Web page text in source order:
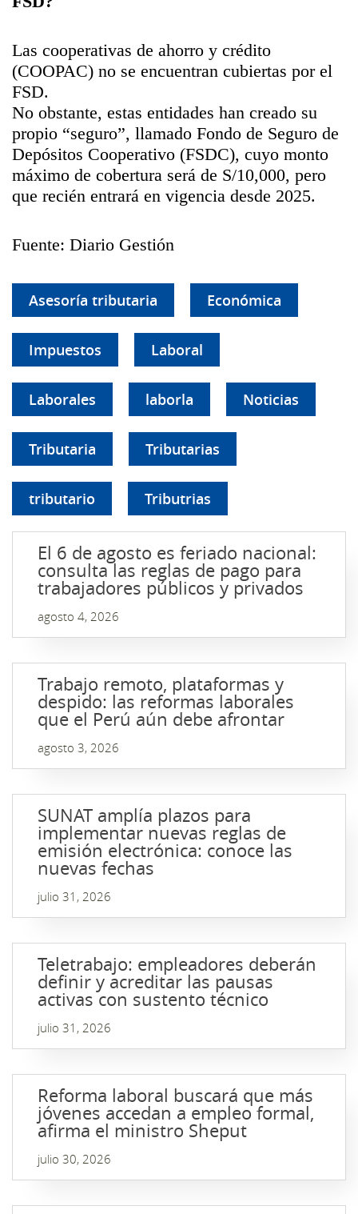
Las cooperativas de ahorro y crédito
(COOPAC) no se encuentran cubiertas por el
FSD.
No obstante, estas entidades han creado su
propio “seguro”, llamado Fondo de Seguro de
Depósitos Cooperativo (FSDC), cuyo monto
máximo de cobertura será de S/10,000, pero
que recién entrará en vigencia desde 2025.
Fuente: Diario Gestión
Asesoría tributaria Económica
Impuestos Laboral
Laborales laborla Noticias
Tributaria Tributarias
tributario Tributrias
El 6 de agosto es feriado nacional:
consulta las reglas de pago para
trabajadores públicos y privados
agosto 4, 2026
Trabajo remoto, plataformas y
despido: las reformas laborales
que el Perú aún debe afrontar
agosto 3, 2026
SUNAT amplía plazos para
implementar nuevas reglas de
emisión electrónica: conoce las
nuevas fechas
julio 31, 2026
Teletrabajo: empleadores deberán
definir y acreditar las pausas
activas con sustento técnico
julio 31, 2026
Reforma laboral buscará que más
jóvenes accedan a empleo formal,
afirma el ministro Sheput
julio 30, 2026